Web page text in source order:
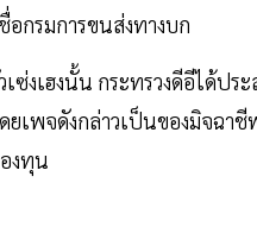
อกรมการขนส่งทางบก
ซ่งเฮงนั้น กระทรวงดีอีได้ป
เพจดังกล่าวเป็นของมิจฉา
งทุน